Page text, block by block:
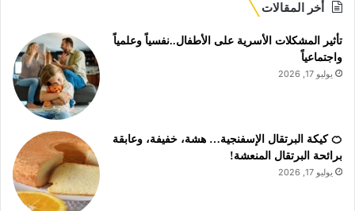
أخر المقالات
تأثير المشكلات الأسرية على الأطفال..نفسياً وعلمياً
واجتماعياً
يوليو 17, 2026
🍊 كيكة البرتقال الإسفنجية… هشة، خفيفة، وعابقة
برائحة البرتقال المنعشة!
يوليو 17, 2026